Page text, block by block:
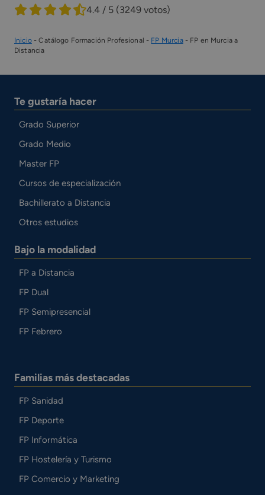
4.4 / 5 (3249 votos)
Inicio-Catálogo Formación Profesional - FP Murcia- FP en Murcia a
Distancia
Te gustaría hacer
Grado Superior
Grado Medio
Master FP
Cursos de especialización
Bachillerato a Distancia
Otros estudios
Bajo la modalidad
FP a Distancia
FP Dual
FP Semipresencial
FP Febrero
Familias más destacadas
FP Sanidad
FP Deporte
FP Informática
FP Hostelería y Turismo
FP Comercio y Marketing